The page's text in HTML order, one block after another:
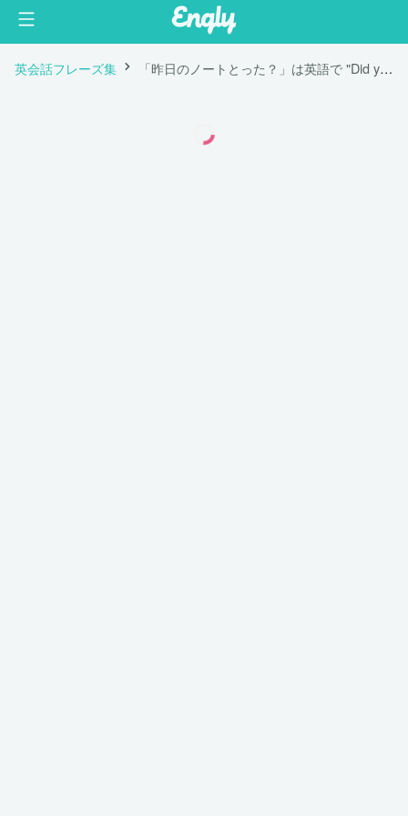
英会話フレーズ集 「昨日のノートとった？」は英語で "Did you take notes yesterday?"